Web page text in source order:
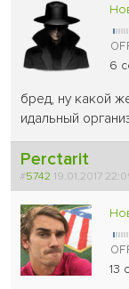
6
бред, ну какой
идальный
Perctarit
#5742 19.01.2017
13